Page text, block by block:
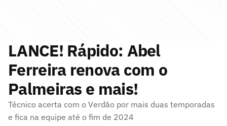
LANCE! Rápido: Abel
Ferreira renova com o
Palmeiras e mais!
Técnico acerta com o Verdão por mais duas temporadas
e fica na equipe até o fim de 2024